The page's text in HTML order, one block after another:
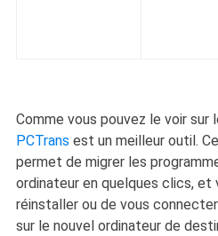
Comme vous pouvez le voir sur
PCTrans est un meilleur outil.
permet de migrer les
ordinateur en quelques clics, et
réinstaller ou de vous
sur le nouvel ordinateur de